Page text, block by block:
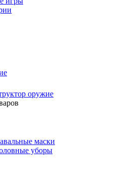
оружие
маски
уборы